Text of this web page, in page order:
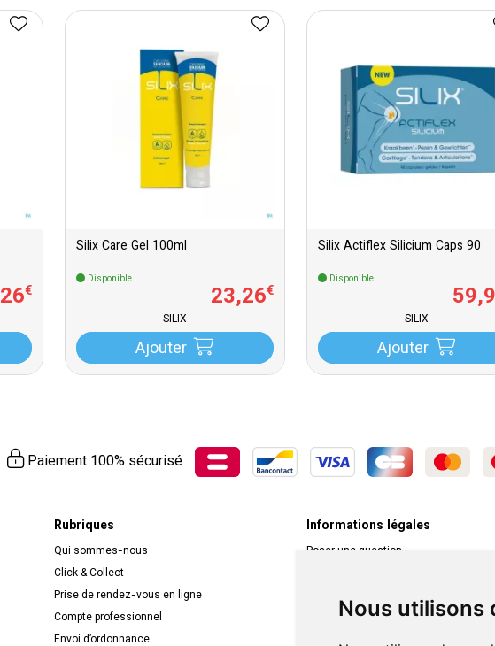
Nous utilisons
26€
Silix Care Gel 100ml
Disponible
23,26€
SILIX
Ajouter
Silix Actiflex Silicium Caps 90
Disponible
59,
SILIX
Ajouter
Paiement 100% sécurisé
Rubriques
Qui sommes-nous
Click & Collect
Prise de rendez-vous en ligne
Compte professionnel
Envoi d’ordonnance
Informations légales
Poser une question